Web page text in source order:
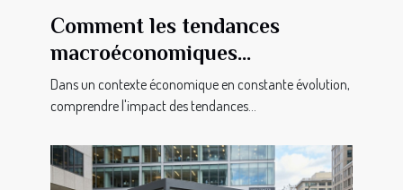
Comment les tendances
macroéconomiques
influencent-elles les petites
entreprises ?
Dans un contexte économique en constante évolution,
comprendre l'impact des tendances...